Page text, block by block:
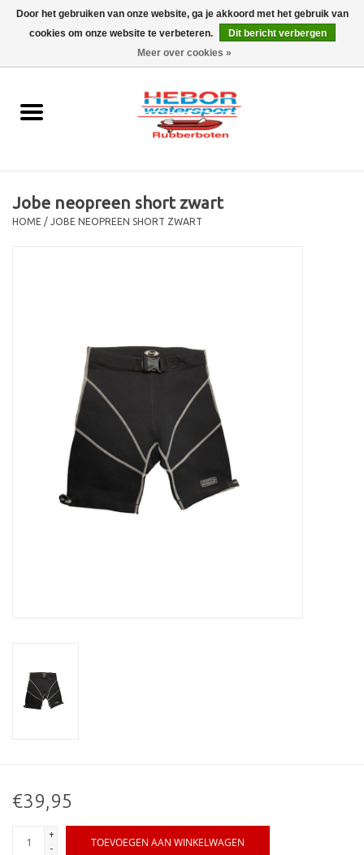
0 Artikelen - €0,00
Outboard
Trailer
Jobe neopreen short zwart
HOME / JOBE NEOPREEN SHORT ZWART
€39,95
+
-
TOEVOEGEN AAN WINKELWAGEN
Door het gebruiken van onze website, ga je akkoord met het gebruik van
cookies om onze website te verbeteren.
Dit bericht verbergen
Meer over cookies »